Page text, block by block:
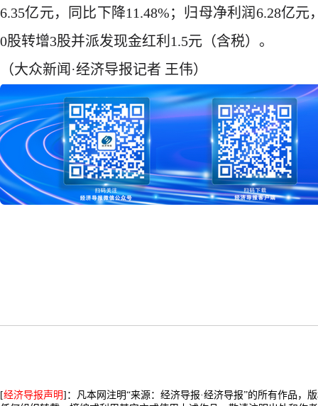
6.35亿元，同比下降11.48%；归母净利润6.28亿
0股转增3股并派发现金红利1.5元（含税）。
（大众新闻·经济导报记者 王伟）
[经济导报声明]：凡本网注明“来源：经济导报·经济导报”的所有作品，